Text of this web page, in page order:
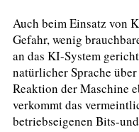
Auch beim Einsatz von
Gefahr, wenig
an das KI-System
natürlicher Sprache
Reaktion der Maschine
verkommt das
betriebseigenen Bits-